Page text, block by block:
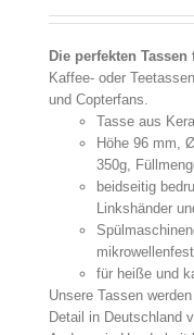
Die perfekten
Kaffee- oder
und Copterfans.
Tasse aus
Höhe 96 mm,
350g,
beidseitig
Linkshänder
mikrowellenfest
für heiße und
Unsere Tassen
Detail in Deutschland